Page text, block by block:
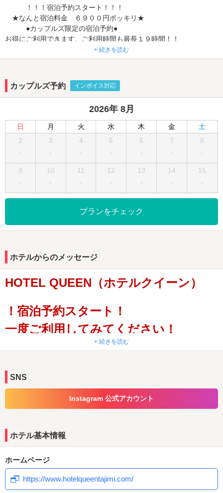
！！！宿泊予約スタート！！！
★なんと宿泊料金 ６９００円ポッキリ★
●カップルズ限定の宿泊予約●
お得にご利用できます、ご利用時間も最長１９時間！！
二人の時間をステキにお過ごしください。
最新ドライヤーリファビューテックS＋設置致しました。
409・506・606・706号室に常設！！
贅沢な時間に、贅沢なヘアケアを！
ご来店いただいた全てのお客様に快適に当店をご利用していただけ
る様に。
入浴剤バイキング、ボディーソープなどの各種レンタルなど、ご満
足頂けるサービスで
楽しいバスタイムをお手伝い！
露天風呂、岩盤浴、マイクロバブルバス、7色に光るレインボーバス
うれしい設備がいっぱい！
マイクロバブルバス、ナノ水で女性のお客様の美肌効果も
アップ、二人の時間をさらに魅力的に。
また、全館にナノ水を導入しています。
女性のお客様に優れたナノ水！！
ご来店の際には、一度お試しください。
メンバーズ様は休憩￥500OFF 宿泊￥1,000OFF さらにカップル
ズクーポンで益々お得！！
NETFLIX・prime video・YoutubeやVODでエンタメが楽しめ、浴室
も全てブロワーバス＆レインボーライト。
岩盤浴・露天風呂・カラオケのお部屋もおススメです♪
+ 続きを読む
カップルズ予約 インボイス対応
2026年 8月
日 月 火 水 木 金
土
2
-
3
-
4
-
5
-
6
-
7
-
8
-
9
-
10
-
11
-
12
-
13
-
14
-
15
-
プランをチェック
ホテルからのメッセージ
HOTEL QUEEN（ホテルクイーン）
！宿泊予約スタート！
一度ご利用してみてください！
全室75インチ動画アプリ対応TV
YouTube Netflix PrimeVideoなど
特大画面で迫力満点！！
全室ブロワーバス＆レインボーライ
ト！！
+ 続きを読む
SNS
Instagram 公式アカウント
ホテル基本情報
ホームページ
https://www.hotelqueentajimi.com/